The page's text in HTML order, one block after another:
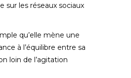
sur les réseaux sociaux
qu’elle mène une
à l’équilibre entre sa
loin de l’agitation